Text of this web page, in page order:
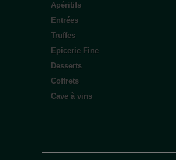
Apéritifs
Entrées
Truffes
Epicerie Fine
Desserts
Coffrets
Cave à vins